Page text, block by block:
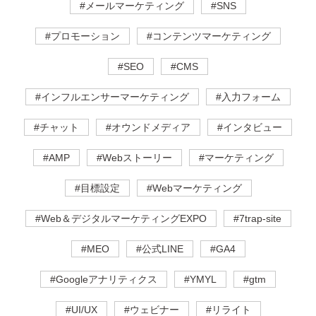
#メールマーケティング #SNS
#プロモーション #コンテンツマーケティング
#SEO #CMS
#インフルエンサーマーケティング #入力フォーム
#チャット #オウンドメディア #インタビュー
#AMP #Webストーリー #マーケティング
#目標設定 #Webマーケティング
#Web＆デジタルマーケティングEXPO #7trap-site
#MEO #公式LINE #GA4
#Googleアナリティクス #YMYL #gtm
#UI/UX #ウェビナー #リライト